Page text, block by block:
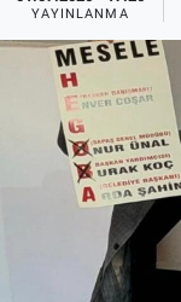
YAYINLANMA